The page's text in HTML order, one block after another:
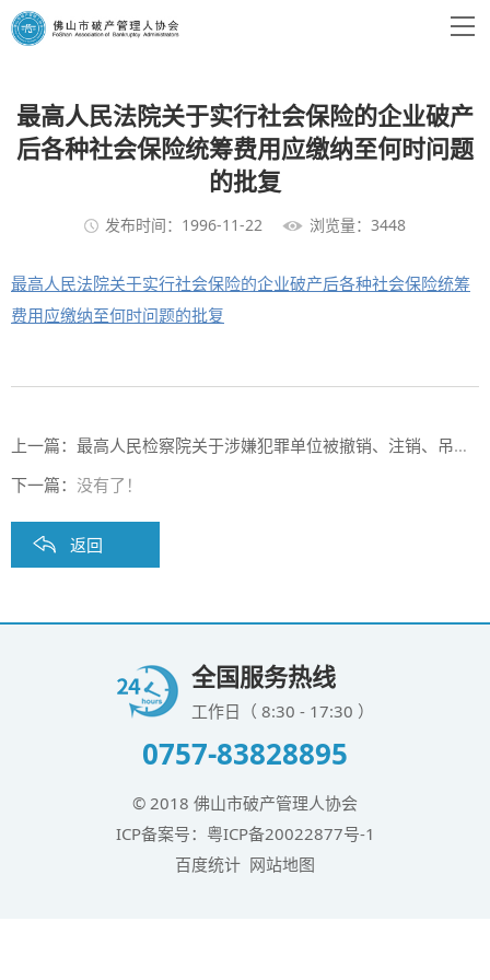
最高人民法院关于实行社会保险的企业破产
后各种社会保险统筹费用应缴纳至何时问题
的批复
发布时间：1996-11-22 浏览量：3448
最高人民法院关于实行社会保险的企业破产后各种社会保险统筹
费用应缴纳至何时问题的批复
上一篇： 最高人民检察院关于涉嫌犯罪单位被撤销、注销、吊销营业执照或者宣告破产的应如何进行追诉问题的批复
下一篇： 没有了！
返回
全国服务热线
工作日（ 8:30 - 17:30 ）
0757-83828895
© 2018 佛山市破产管理人协会
ICP备案号： 粤ICP备20022877号-1
百度统计 网站地图